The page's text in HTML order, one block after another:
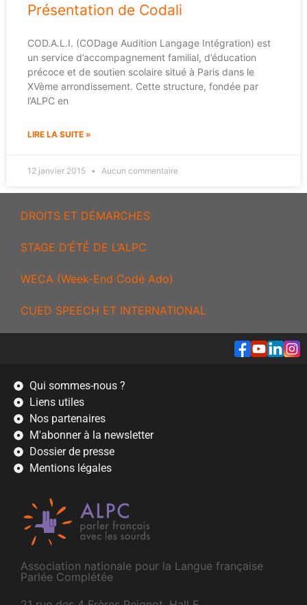
Présentation de Codali
COD.A.L.I. (CODage Audition Langage Intégration) est
un service d’accompagnement familial, d’éducation
précoce et de soutien scolaire situé à Paris dans le
XVème arrondissement. Cette structure, fondée par
l’ALPC en
LIRE LA SUITE »
12 janvier 2015 Aucun commentaire
DROITS ET DÉMARCHES
STAGE D’ÉTÉ DE L’ALPC
WECA (Week-End Codé Ado)
CUED SPEECH ET INTERNATIONAL
Association nationale pour la Langue française
Parlée Complétée
Qui sommes-nous ?
Liens utiles
Nos partenaires
M'abonner à la newsletter
Dossier de presse
Mentions légales